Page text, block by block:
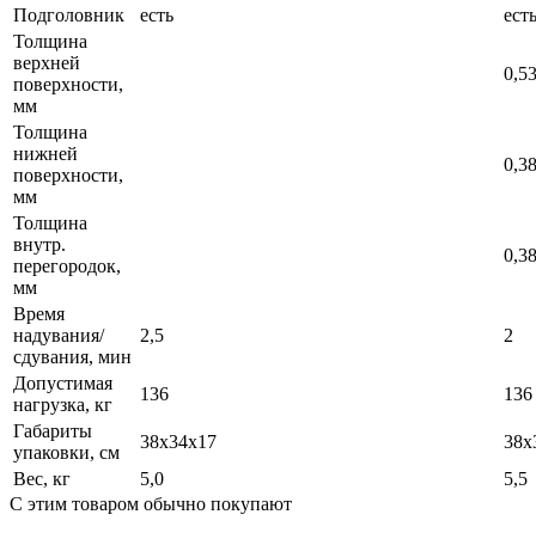
Подголовник
есть
есть
Толщина
верхней
поверхности,
мм
0,53
Толщина
нижней
поверхности,
мм
0,38
Толщина
внутр.
перегородок,
мм
0,38
Время
надувания/
сдувания, мин
2,5 2
Допустимая
нагрузка, кг
136
136
Габариты
упаковки, см
38х34х17
Вес, кг
5,0
5,5
С этим товаром обычно покупают